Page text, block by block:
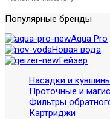
Популярные бренды
Aqua Pro
Новая вода
Гейзер
Насадки и
Проточные и
Фильтры
Картриджи